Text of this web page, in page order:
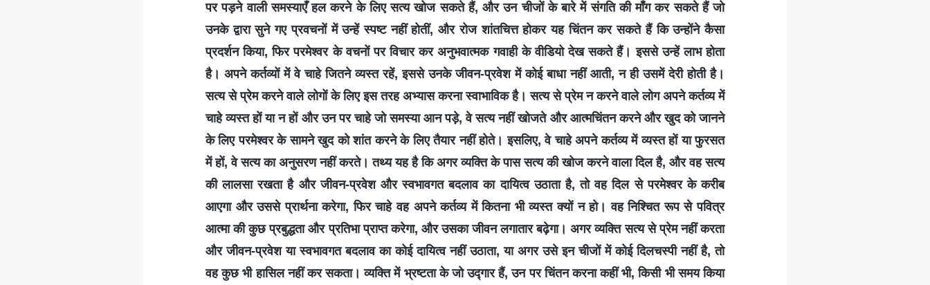
पर पड़ने वाली समस्याएँ हल करने के लिए सत्य खोज सकते हैं, और उन चीजों के बारे में संगति की माँग कर सकते हैं जो
उनके द्वारा सुने गए प्रवचनों में उन्हें स्पष्ट नहीं होतीं, और रोज शांतचित्त होकर यह चिंतन कर सकते हैं कि उन्होंने कैसा
प्रदर्शन किया, फिर परमेश्वर के वचनों पर विचार कर अनुभवात्मक गवाही के वीडियो देख सकते हैं। इससे उन्हें लाभ होता
है। अपने कर्तव्यों में वे चाहे जितने व्यस्त रहें, इससे उनके जीवन-प्रवेश में कोई बाधा नहीं आती, न ही उसमें देरी होती है।
सत्य से प्रेम करने वाले लोगों के लिए इस तरह अभ्यास करना स्वाभाविक है। सत्य से प्रेम न करने वाले लोग अपने कर्तव्य में
चाहे व्यस्त हों या न हों और उन पर चाहे जो समस्या आन पड़े, वे सत्य नहीं खोजते और आत्मचिंतन करने और खुद को जानने
के लिए परमेश्वर के सामने खुद को शांत करने के लिए तैयार नहीं होते। इसलिए, वे चाहे अपने कर्तव्य में व्यस्त हों या फुरसत
में हों, वे सत्य का अनुसरण नहीं करते। तथ्य यह है कि अगर व्यक्ति के पास सत्य की खोज करने वाला दिल है, और वह सत्य
की लालसा रखता है और जीवन-प्रवेश और स्वभावगत बदलाव का दायित्व उठाता है, तो वह दिल से परमेश्वर के करीब
आएगा और उससे प्रार्थना करेगा, फिर चाहे वह अपने कर्तव्य में कितना भी व्यस्त क्यों न हो। वह निश्चित रूप से पवित्र
आत्मा की कुछ प्रबुद्धता और प्रतिभा प्राप्त करेगा, और उसका जीवन लगातार बढ़ेगा। अगर व्यक्ति सत्य से प्रेम नहीं करता
और जीवन-प्रवेश या स्वभावगत बदलाव का कोई दायित्व नहीं उठाता, या अगर उसे इन चीजों में कोई दिलचस्पी नहीं है, तो
वह कुछ भी हासिल नहीं कर सकता। व्यक्ति में भ्रष्टता के जो उद्गार हैं, उन पर चिंतन करना कहीं भी, किसी भी समय किया